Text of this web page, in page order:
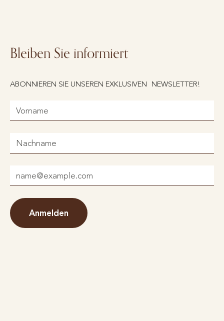
Bleiben Sie informiert
ABONNIEREN SIE UNSEREN EXKLUSIVEN NEWSLETTER!
Anmelden